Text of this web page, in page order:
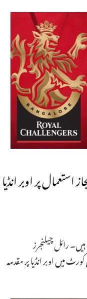
پر اوبر انڈیا
چکے ہیں۔ رائل چیلنجرز
میں اوبر انڈیا پر مقدمہ